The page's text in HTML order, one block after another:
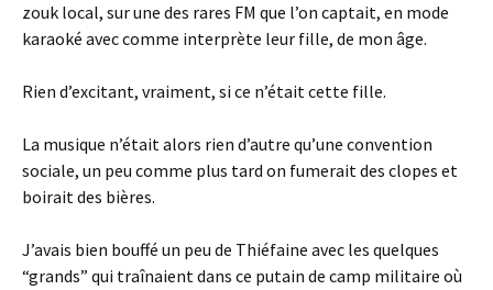
zouk local, sur une des rares FM que l’on captait, en mode
karaoké avec comme interprète leur fille, de mon âge.
Rien d’excitant, vraiment, si ce n’était cette fille.
La musique n’était alors rien d’autre qu’une convention
sociale, un peu comme plus tard on fumerait des clopes et
boirait des bières.
J’avais bien bouffé un peu de Thiéfaine avec les quelques
“grands” qui traînaient dans ce putain de camp militaire où